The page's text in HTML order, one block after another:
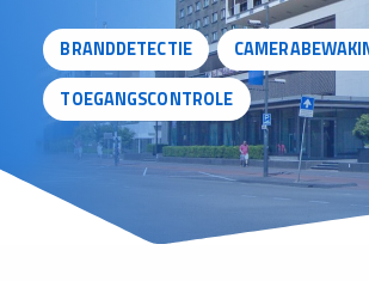
BRANDDETECTIE
TOEGANGSCONTROLE